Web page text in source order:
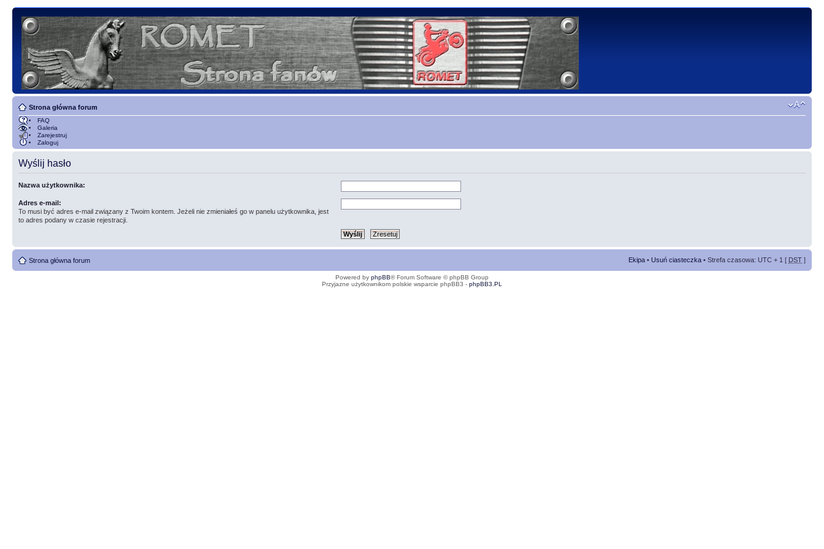
Strona główna forum
FAQ
Galeria
Zarejestruj
Zaloguj
Wyślij hasło
Nazwa użytkownika:
Adres e-mail:
To musi być adres e-mail związany z Twoim kontem. Jeżeli nie zmieniałeś go w panelu użytkownika, jest
to adres podany w czasie rejestracji.
Strona główna forum Ekipa • Usuń ciasteczka • Strefa czasowa: UTC + 1 [ DST ]
Powered by phpBB® Forum Software © phpBB Group
Przyjazne użytkownikom polskie wsparcie phpBB3 - phpBB3.PL